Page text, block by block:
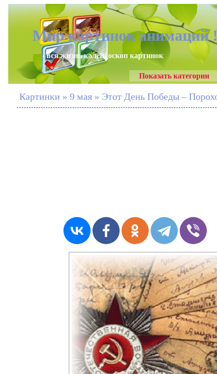
Мир картинок анимаций
- вся жизнь калейдоскоп картинок
Показать категории
Картинки » 9 мая » Этот День Победы –